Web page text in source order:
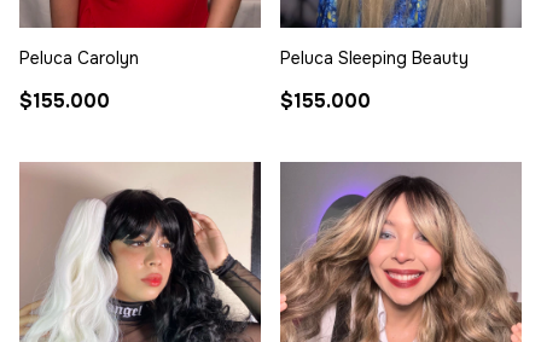
Peluca Carolyn
$155.000
Peluca Sleeping Beauty
$155.000